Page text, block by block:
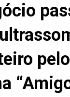
pelo